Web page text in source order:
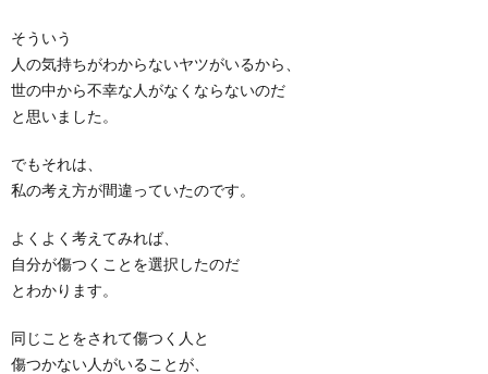
そういう
人の気持ちがわからないヤツがいるから、
世の中から不幸な人がなくならないのだ
と思いました。
でもそれは、
私の考え方が間違っていたのです。
よくよく考えてみれば、
自分が傷つくことを選択したのだ
とわかります。
同じことをされて傷つく人と
傷つかない人がいることが、